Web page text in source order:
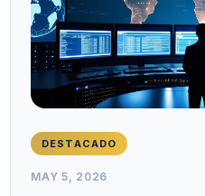
DESTACADO
MAY 5, 2026